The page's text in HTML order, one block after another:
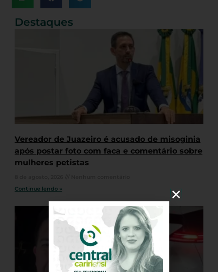
Destaques
Vereador de Juazeiro é acusado de misoginia
após postar foto com faca e comentário sobre
mulheres petistas
Continue lendo »